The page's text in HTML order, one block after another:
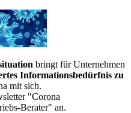
bringt für Unternehmen
Informationsbedürfnis zu
mit sich.
"Corona
Berater" an.